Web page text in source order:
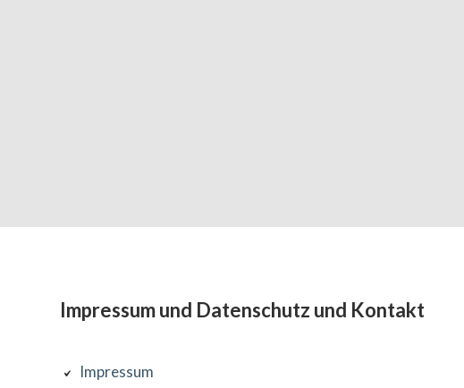
Subsidiary
Impressum und Datenschutz und Kontakt
Impressum